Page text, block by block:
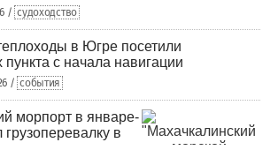
/ судоходство
в Югре посетили
с начала навигации
/ события
морпорт в январе-
в